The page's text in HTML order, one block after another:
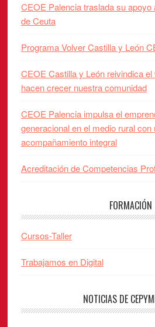
CEOE Palencia traslada su apoyo
de Ceuta
Programa Volver Castilla y León
CEOE Castilla y León reivindica el
hacen crecer nuestra comunidad
CEOE Palencia impulsa el
generacional en el medio rural
acompañamiento integral
Acreditación de Competencias
FORMACIÓN
Cursos-Taller
Trabajamos en Digital
NOTICIAS DE